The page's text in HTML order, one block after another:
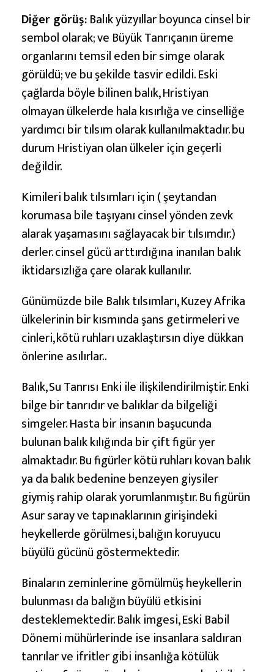
Diğer görüş:Balık yüzyıllar boyunca cinsel bir
sembol olarak; ve Büyük Tanrıçanın üreme
organlarını temsil eden bir simge olarak
görüldü; ve bu şekilde tasvir edildi. Eski
çağlarda böyle bilinen balık, Hristiyan
olmayan ülkelerde hala kısırlığa ve cinselliğe
yardımcı bir tılsım olarak kullanılmaktadır. bu
durum Hristiyan olan ülkeler için geçerli
değildir.
Kimileri balık tılsımları için ( şeytandan
korumasa bile taşıyanı cinsel yönden zevk
alarak yaşamasını sağlayacak bir tılsımdır.)
derler. cinsel gücü arttırdığına inanılan balık
iktidarsızlığa çare olarak kullanılır.
Günümüzde bile Balık tılsımları, Kuzey Afrika
ülkelerinin bir kısmında şans getirmeleri ve
cinleri, kötü ruhları uzaklaştırsın diye dükkan
önlerine asılırlar..
Balık, Su Tanrısı Enki ile ilişkilendirilmiştir. Enki
bilge bir tanrıdır ve balıklar da bilgeliği
simgeler. Hasta bir insanın başucunda
bulunan balık kılığında bir çift figür yer
almaktadır. Bu figürler kötü ruhları kovan balık
ya da balık bedenine benzeyen giysiler
giymiş rahip olarak yorumlanmıştır. Bu figürün
Asur saray ve tapınaklarının girişindeki
heykellerde görülmesi, balığın koruyucu
büyülü gücünü göstermektedir.
Binaların zeminlerine gömülmüş heykellerin
bulunması da balığın büyülü etkisini
desteklemektedir. Balık imgesi, Eski Babil
Dönemi mühürlerinde ise insanlara saldıran
tanrılar ve ifritler gibi insanlığa kötülük